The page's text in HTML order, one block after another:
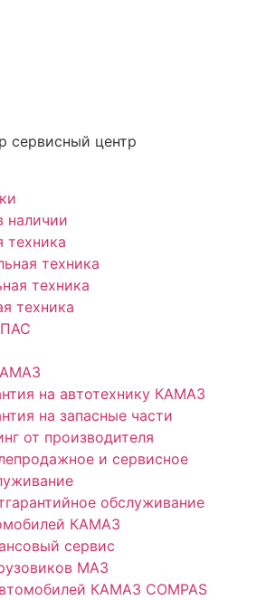
сервисный центр
наличии
техника
техника
техника
техника
на автотехнику КАМАЗ
на запасные части
от производителя
и сервисное
обслуживание
КАМАЗ
сервис
МАЗ
КАМАЗ COMPAS